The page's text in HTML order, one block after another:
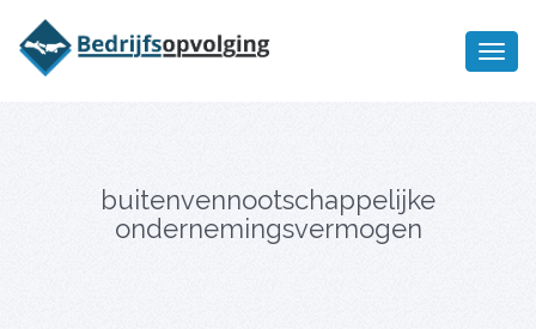
buitenvennootschappelijke
ondernemingsvermogen
bedrijfsopvolging voor fiscaal
juridisch advies
Ik wil meer informatie